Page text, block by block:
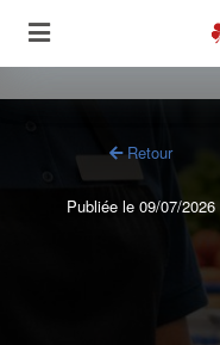
Retour
Publiée le 09/07/2026